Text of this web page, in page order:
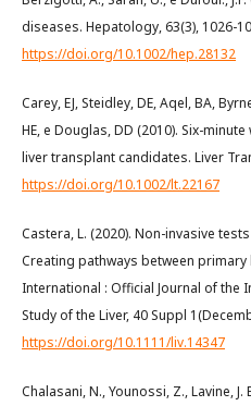
diseases. Hepatology, 63(3), 1026-
https://doi.org/10.1002/hep.28132
Carey, EJ, Steidley, DE, Aqel, BA,
HE, e Douglas, DD (2010). Six-
liver transplant candidates. Liver
https://doi.org/10.1002/lt.22167
Castera, L. (2020). Non-invasive
Creating pathways between
International : Official Journal of the
Study of the Liver, 40 Suppl
https://doi.org/10.1111/liv.14347
Chalasani, N., Younossi, Z., Lavine, J.